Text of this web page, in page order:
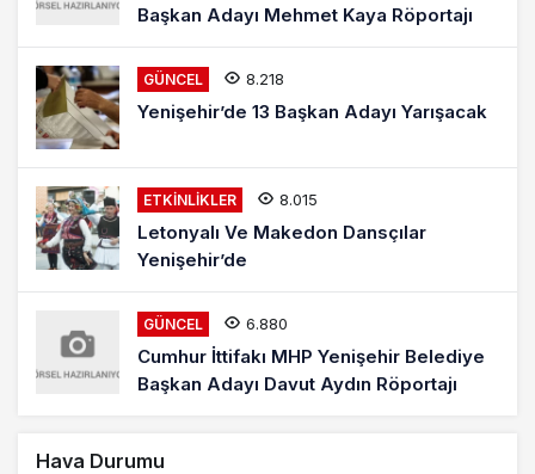
Başkan Adayı Mehmet Kaya Röportajı
GÜNCEL 8.218
Yenişehir’de 13 Başkan Adayı Yarışacak
ETKINLIKLER 8.015
Letonyalı Ve Makedon Dansçılar
Yenişehir’de
GÜNCEL 6.880
Cumhur İttifakı MHP Yenişehir Belediye
Başkan Adayı Davut Aydın Röportajı
Hava Durumu